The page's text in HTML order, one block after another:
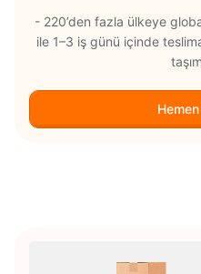
- 220’den fazla ülkeye
ile 1–3 iş günü içinde